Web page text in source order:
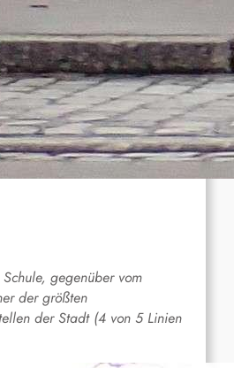
gegenüber vom
der größten
der Stadt (4 von 5 Linien